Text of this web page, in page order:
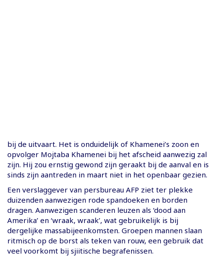
bij de uitvaart. Het is onduidelijk of Khamenei’s zoon en
opvolger Mojtaba Khamenei bij het afscheid aanwezig zal
zijn. Hij zou ernstig gewond zijn geraakt bij de aanval en is
sinds zijn aantreden in maart niet in het openbaar gezien.
Een verslaggever van persbureau AFP ziet ter plekke
duizenden aanwezigen rode spandoeken en borden
dragen. Aanwezigen scanderen leuzen als ‘dood aan
Amerika’ en ‘wraak, wraak’, wat gebruikelijk is bij
dergelijke massabijeenkomsten. Groepen mannen slaan
ritmisch op de borst als teken van rouw, een gebruik dat
veel voorkomt bij sjiitische begrafenissen.